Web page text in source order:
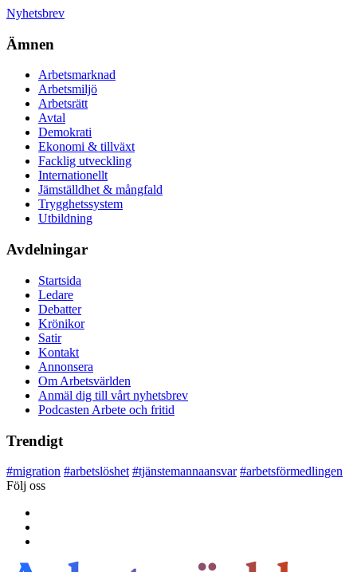
Nyhetsbrev
Ämnen
Arbetsmarknad
Arbetsmiljö
Arbetsrätt
Avtal
Demokrati
Ekonomi & tillväxt
Facklig utveckling
Internationellt
Jämställdhet & mångfald
Trygghetssystem
Utbildning
Avdelningar
Startsida
Ledare
Debatter
Krönikor
Satir
Kontakt
Annonsera
Om Arbetsvärlden
Anmäl dig till vårt nyhetsbrev
Podcasten Arbete och fritid
Trendigt
#migration #arbetslöshet #tjänstemannaansvar #arbetsförmedlingen
Följ oss